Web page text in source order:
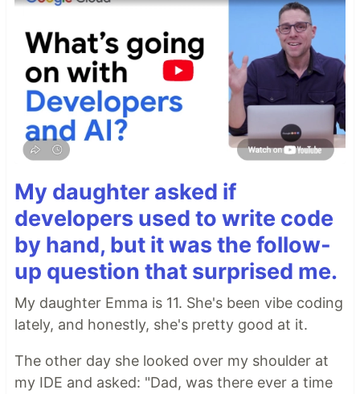
My daughter asked if
developers used to write code
by hand, but it was the follow-
up question that surprised me.
My daughter Emma is 11. She's been vibe coding
lately, and honestly, she's pretty good at it.
The other day she looked over my shoulder at
my IDE and asked: "Dad, was there ever a time